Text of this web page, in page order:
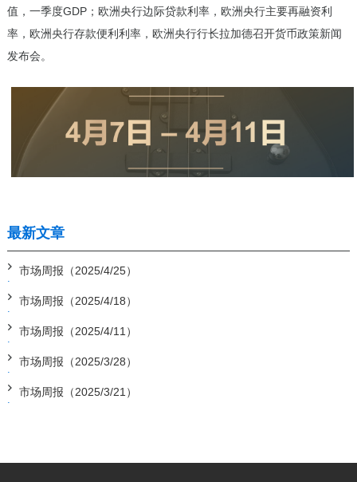
值，一季度GDP；欧洲央行边际贷款利率，欧洲央行主要再融资利
率，欧洲央行存款便利利率，欧洲央行行长拉加德召开货币政策新闻
发布会。
最新文章
市场周报（2025/4/25）
市场周报（2025/4/18）
市场周报（2025/4/11）
市场周报（2025/3/28）
市场周报（2025/3/21）